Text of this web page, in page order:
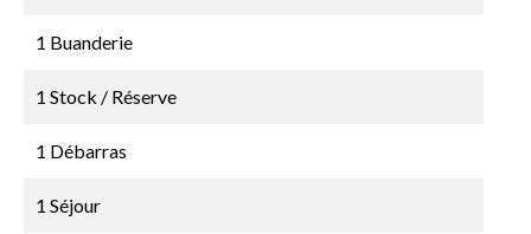
1 Buanderie
1 Stock / Réserve
1 Débarras
1 Séjour